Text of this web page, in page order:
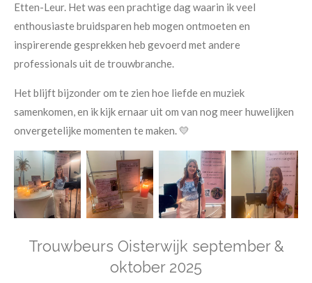
Etten-Leur. Het was een prachtige dag waarin ik veel
enthousiaste bruidsparen heb mogen ontmoeten en
inspirerende gesprekken heb gevoerd met andere
professionals uit de trouwbranche.
Het blijft bijzonder om te zien hoe liefde en muziek
samenkomen, en ik kijk ernaar uit om van nog meer huwelijken
onvergetelijke momenten te maken. 💛
Trouwbeurs Oisterwijk september &
oktober 2025